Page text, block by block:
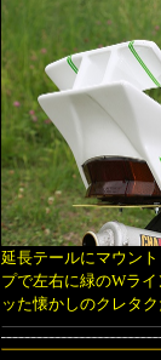
延長テールにマウン
プで左右に緑のWラ
ッた懐かしのクレタク